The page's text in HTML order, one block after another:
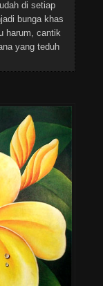
di setiap
bunga khas
harum, cantik
yang teduh